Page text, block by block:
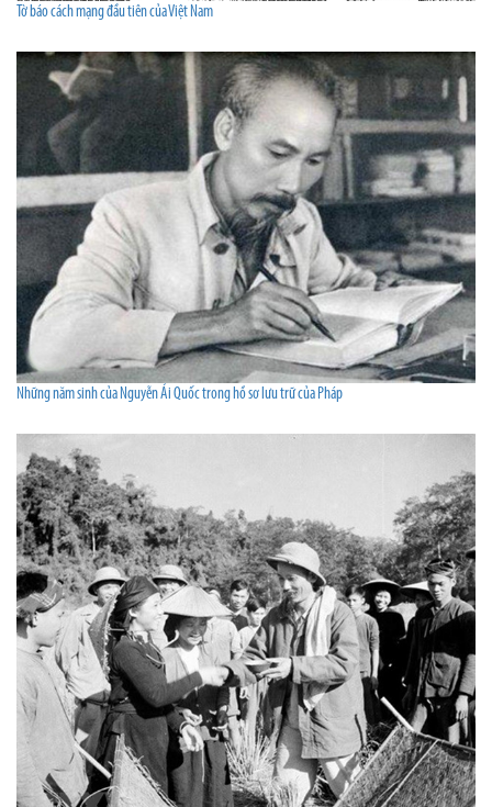
Tờ báo cách mạng đầu tiên của Việt Nam
Những năm sinh của Nguyễn Ái Quốc trong hồ sơ lưu trữ của Pháp